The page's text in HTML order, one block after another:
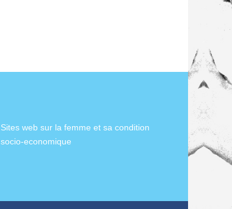
Sites web sur la femme et sa condition
socio-economique